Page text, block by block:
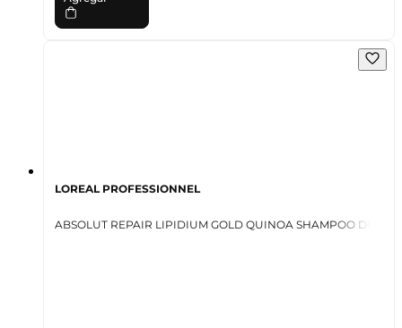
LOREAL PROFESSIONNEL
ABSOLUT REPAIR LIPIDIUM GOLD QUINOA SHAMPOO DUO